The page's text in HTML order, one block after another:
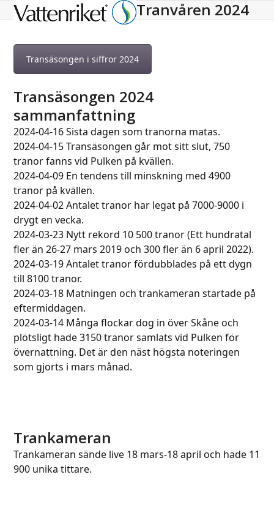
Open
menu
Close
menu
Tranvåren 2024
Transäsongen i siffror 2024
Transäsongen 2024
sammanfattning
2024-04-16 Sista dagen som tranorna matas.
2024-04-15 Transäsongen går mot sitt slut, 750
tranor fanns vid Pulken på kvällen.
2024-04-09 En tendens till minskning med 4900
tranor på kvällen.
2024-04-02 Antalet tranor har legat på 7000-9000 i
drygt en vecka.
2024-03-23 Nytt rekord 10 500 tranor (Ett hundratal
fler än 26-27 mars 2019 och 300 fler än 6 april 2022).
2024-03-19 Antalet tranor fördubblades på ett dygn
till 8100 tranor.
2024-03-18 Matningen och trankameran startade på
eftermiddagen.
2024-03-14 Många flockar dog in över Skåne och
plötsligt hade 3150 tranor samlats vid Pulken för
övernattning. Det är den näst högsta noteringen
som gjorts i mars månad.
Trankameran
Trankameran sände live 18 mars-18 april och hade 11
900 unika tittare.